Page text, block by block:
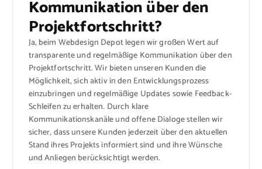
Kommunikation über den
Projektfortschritt?
Ja, beim Webdesign Depot legen wir großen Wert auf
transparente und regelmäßige Kommunikation über den
Projektfortschritt. Wir bieten unseren Kunden die
Möglichkeit, sich aktiv in den Entwicklungsprozess
einzubringen und regelmäßige Updates sowie Feedback-
Schleifen zu erhalten. Durch klare
Kommunikationskanäle und offene Dialoge stellen wir
sicher, dass unsere Kunden jederzeit über den aktuellen
Stand ihres Projekts informiert sind und ihre Wünsche
und Anliegen berücksichtigt werden.